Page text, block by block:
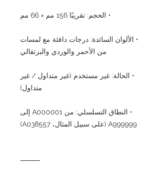
• الحجم: تقريبًا 156 مم × 66 مم
• الألوان السائدة: درجات دافئة مع لمسات
من الأحمر والوردي والبرتقالي
• الحالة: غير مستخدم (غير متداول / غير
متداول)
• النطاق التسلسلي: من A000001 إلى
A999999 (على سبيل المثال، A038557)
⸻